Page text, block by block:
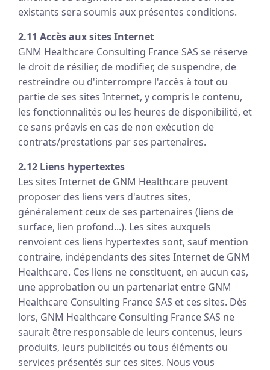
existants sera soumis aux présentes conditions.
2.11 Accès aux sites Internet
GNM Healthcare Consulting France SAS se réserve
le droit de résilier, de modifier, de suspendre, de
restreindre ou d'interrompre l'accès à tout ou
partie de ses sites Internet, y compris le contenu,
les fonctionnalités ou les heures de disponibilité, et
ce sans préavis en cas de non exécution de
contrats/prestations par ses partenaires.
2.12 Liens hypertextes
Les sites Internet de GNM Healthcare peuvent
proposer des liens vers d'autres sites,
généralement ceux de ses partenaires (liens de
surface, lien profond...). Les sites auxquels
renvoient ces liens hypertextes sont, sauf mention
contraire, indépendants des sites Internet de GNM
Healthcare. Ces liens ne constituent, en aucun cas,
une approbation ou un partenariat entre GNM
Healthcare Consulting France SAS et ces sites. Dès
lors, GNM Healthcare Consulting France SAS ne
saurait être responsable de leurs contenus, leurs
produits, leurs publicités ou tous éléments ou
services présentés sur ces sites. Nous vous